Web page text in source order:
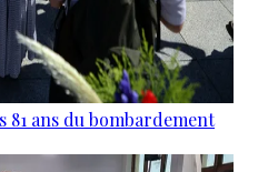
ans du bombardement